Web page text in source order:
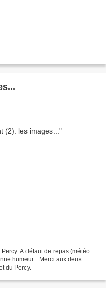
A défaut de repas (météo
humeur... Merci aux deux
du Percy.